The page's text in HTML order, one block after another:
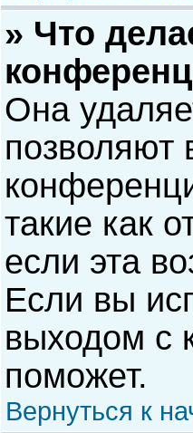
» Что
Она
позволяют
такие как
если эта
Если вы
выходом с
поможет.
Вернуться к